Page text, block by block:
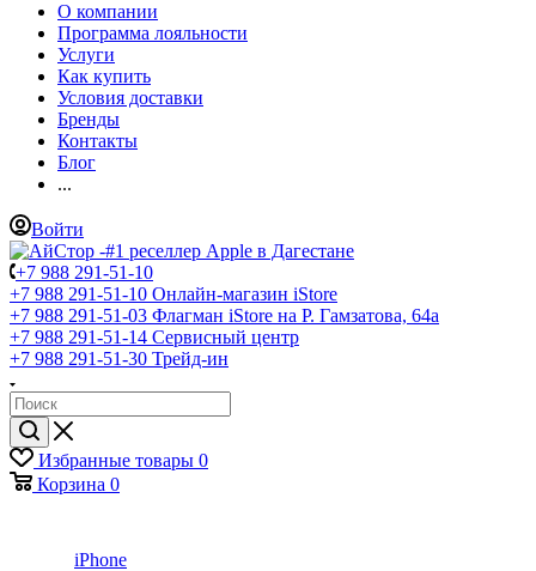
О компании
Программа лояльности
Услуги
Как купить
Условия доставки
Бренды
Контакты
Блог
...
Войти
+7 988 291-51-10
+7 988 291-51-10 Онлайн-магазин iStore
+7 988 291-51-03 Флагман iStore на Р. Гамзатова, 64а
+7 988 291-51-14 Сервисный центр
+7 988 291-51-30 Трейд-ин
Избранные товары 0
Корзина 0
iPhone